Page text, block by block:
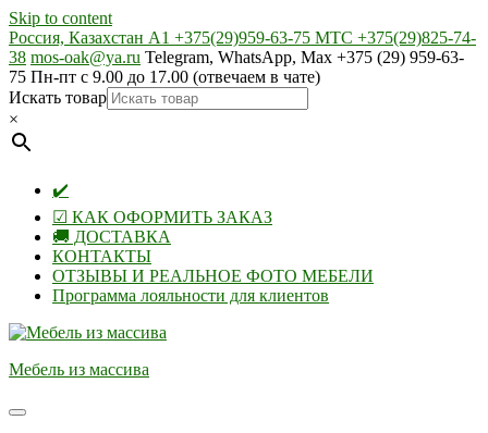
Skip to content
Россия, Казахстан А1 +375(29)959-63-75 МТС +375(29)825-74-
38 mos-oak@ya.ru Telegram, WhatsApp, Max +375 (29) 959-63-
75 Пн-пт с 9.00 до 17.00 (отвечаем в чате)
Искать товар
×
✔️
☑ КАК ОФОРМИТЬ ЗАКАЗ
🚚 ДОСТАВКА
КОНТАКТЫ
ОТЗЫВЫ И РЕАЛЬНОЕ ФОТО МЕБЕЛИ
Программа лояльности для клиентов
Мебель из массива